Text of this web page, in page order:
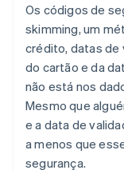
Os códigos de
skimming, um
crédito, datas de
do cartão e da
não está nos
Mesmo que
e a data de
a menos que
segurança.